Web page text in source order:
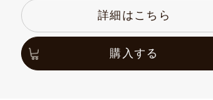
詳細はこちら
購入する